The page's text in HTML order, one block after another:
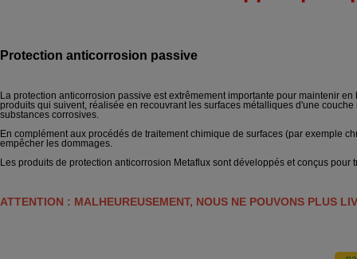
Protection anticorrosion passive
La protection anticorrosion passive est extrêmement importante pour maintenir
produits qui suivent, réalisée en recouvrant les surfaces métalliques d'une
substances corrosives.
En complément aux procédés de traitement chimique de surfaces (par exemple
empêcher les dommages.
Les produits de protection anticorrosion Metaflux sont développés et conçus
ATTENTION : MALHEUREUSEMENT, NOUS NE POUVONS PLUS